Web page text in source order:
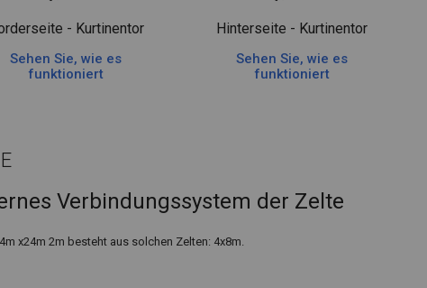
- Kurtinentor
Sehen Sie, wie es
funktioniert
Hinterseite - Kurtinentor
Sehen Sie, wie es
funktioniert
Verbindungssystem der Zelte
x24m 2m besteht aus solchen Zelten: 4x8m.